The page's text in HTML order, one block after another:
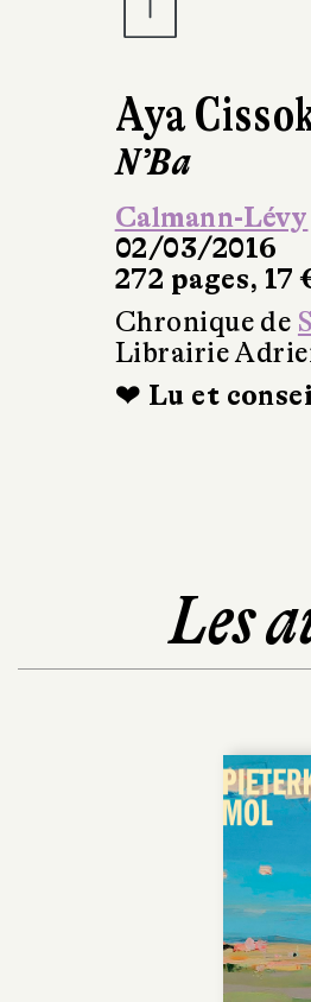
Aya
N’Ba
Calmann-Lévy
02/03/2016
272 pages, 17
Chronique de
Librairie
❤ Lu et
Les